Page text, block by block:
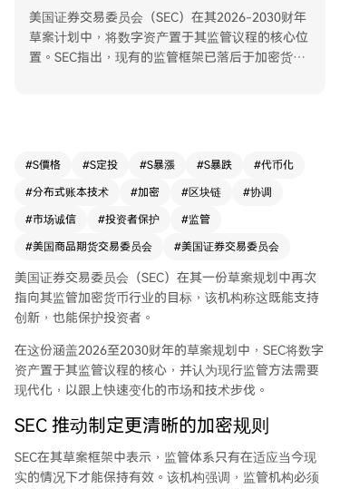
美国证券交易委员会（SEC）在其2026-2030财年
草案计划中，将数字资产置于其监管议程的核心位
置。SEC指出，现有的监管框架已落后于加密货币
则。SEC计划为加密资产建立更坚实、理性且连贯
促进通过代币发行进行合规融资。 此外，SEC提及
需厘清其与商品期货交易委员会（CFTC）之间的
提供清晰、有原则的规则，从而在支持创新的同时
确保高水平的投资者保护。
#S價格 #S定投 #S暴漲 #S暴跌 #代币化
#分布式账本技术 #加密 #区块链 #协调
#市场诚信 #投资者保护 #监管
#美国商品期货交易委员会 #美国证券交易委员会
美国证券交易委员会（SEC）在其一份草案规划中再次
指向其监管加密货币行业的目标，该机构称这既能支持
创新，也能保护投资者。
在这份涵盖2026至2030财年的草案规划中，SEC将数字
资产置于其监管议程的核心，并认为现行监管方法需要
现代化，以跟上快速变化的市场和技术步伐。
SEC 推动制定更清晰的加密规则
SEC在其草案框架中表示，监管体系只有在适应当今现
实的情况下才能保持有效。该机构强调，监管机构必须